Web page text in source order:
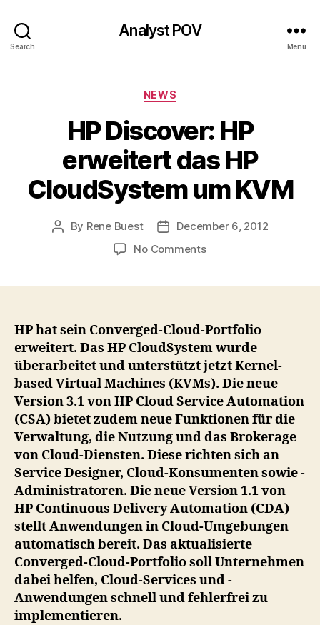
Search
Analyst POV
Menu
Categories
NEWS
HP Discover: HP
erweitert das HP
CloudSystem um KVM
Post
By Rene Buest
PostDecember 6, 2012
No Commentson
das
HP
CloudSystem
um
KVM
HP hat sein Converged-Cloud-Portfolio
erweitert. Das HP CloudSystem wurde
überarbeitet und unterstützt jetzt Kernel-
based Virtual Machines (KVMs). Die neue
Version 3.1 von HP Cloud Service Automation
(CSA) bietet zudem neue Funktionen für die
Verwaltung, die Nutzung und das Brokerage
von Cloud-Diensten. Diese richten sich an
Service Designer, Cloud-Konsumenten sowie -
Administratoren. Die neue Version 1.1 von
HP Continuous Delivery Automation (CDA)
stellt Anwendungen in Cloud-Umgebungen
automatisch bereit. Das aktualisierte
Converged-Cloud-Portfolio soll Unternehmen
dabei helfen, Cloud-Services und -
Anwendungen schnell und fehlerfrei zu
implementieren.